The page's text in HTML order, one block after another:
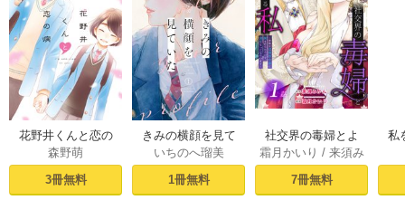
花野井くんと恋の
病（１）
森野萌
3冊無料
きみの横顔を見て
いた（１）
いちのへ瑠美
1冊無料
社交界の毒婦とよ
ばれる私～素敵な
辺境伯令息に腕を
折られたので、責
霜月かいり / 来須み
7冊無料
私